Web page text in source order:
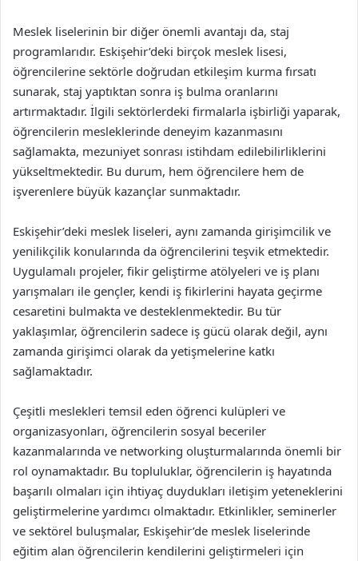
Meslek liselerinin bir diğer önemli avantajı da, staj
programlarıdır. Eskişehir’deki birçok meslek lisesi,
öğrencilerine sektörle doğrudan etkileşim kurma fırsatı
sunarak, staj yaptıktan sonra iş bulma oranlarını
artırmaktadır. İlgili sektörlerdeki firmalarla işbirliği yaparak,
öğrencilerin mesleklerinde deneyim kazanmasını
sağlamakta, mezuniyet sonrası istihdam edilebilirliklerini
yükseltmektedir. Bu durum, hem öğrencilere hem de
işverenlere büyük kazançlar sunmaktadır.
Eskişehir’deki meslek liseleri, aynı zamanda girişimcilik ve
yenilikçilik konularında da öğrencilerini teşvik etmektedir.
Uygulamalı projeler, fikir geliştirme atölyeleri ve iş planı
yarışmaları ile gençler, kendi iş fikirlerini hayata geçirme
cesaretini bulmakta ve desteklenmektedir. Bu tür
yaklaşımlar, öğrencilerin sadece iş gücü olarak değil, aynı
zamanda girişimci olarak da yetişmelerine katkı
sağlamaktadır.
Çeşitli meslekleri temsil eden öğrenci kulüpleri ve
organizasyonları, öğrencilerin sosyal beceriler
kazanmalarında ve networking oluşturmalarında önemli bir
rol oynamaktadır. Bu topluluklar, öğrencilerin iş hayatında
başarılı olmaları için ihtiyaç duydukları iletişim yeteneklerini
geliştirmelerine yardımcı olmaktadır. Etkinlikler, seminerler
ve sektörel buluşmalar, Eskişehir’de meslek liselerinde
eğitim alan öğrencilerin kendilerini geliştirmeleri için